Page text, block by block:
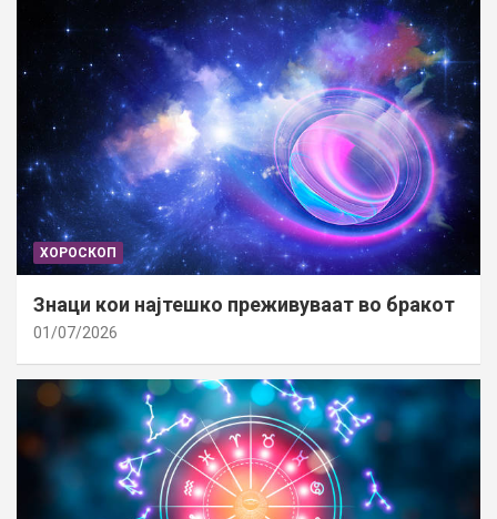
ХОРОСКОП
Знаци кои најтешко преживуваат во бракот
01/07/2026